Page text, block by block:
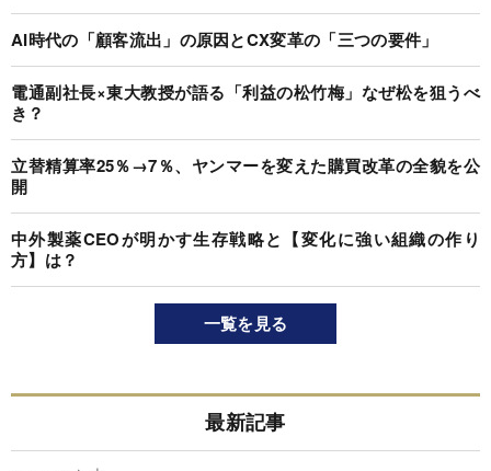
AI時代の「顧客流出」の原因とCX変革の「三つの要件」
電通副社長×東大教授が語る「利益の松竹梅」なぜ松を狙うべ
き？
立替精算率25％→7％、ヤンマーを変えた購買改革の全貌を公
開
中外製薬CEOが明かす生存戦略と【変化に強い組織の作り
方】は？
一覧を見る
最新記事